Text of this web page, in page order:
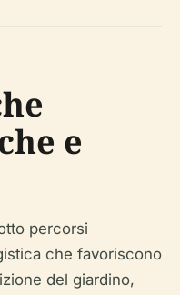
e
percorsi
che favoriscono
del giardino,